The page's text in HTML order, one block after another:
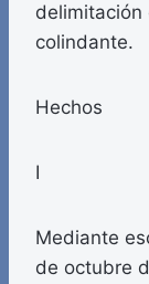
delimitación
colindante.
Hechos
I
Mediante
de octubre